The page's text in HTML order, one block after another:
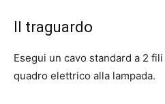
Il traguardo
Esegui un cavo standard a 2
quadro elettrico alla lampada.